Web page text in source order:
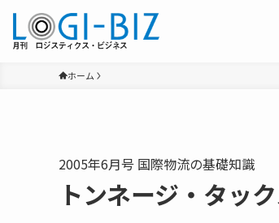
ホーム
2005年6月号 国際物流の基礎知識
トンネージ・タッ